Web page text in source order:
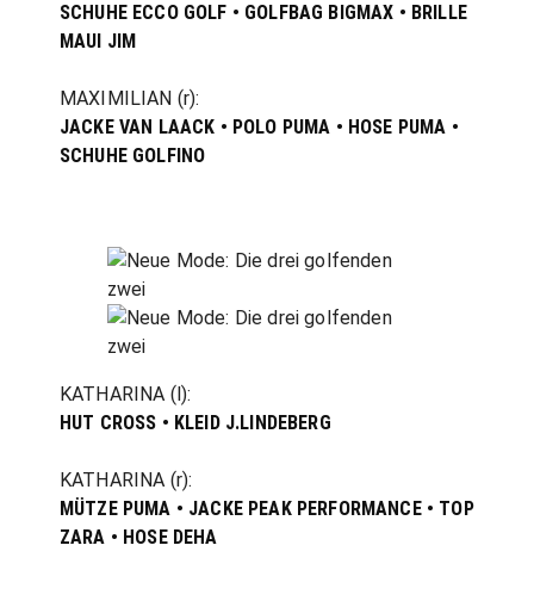
SCHUHE ECCO GOLF • GOLFBAG BIGMAX • BRILLE
MAUI JIM
MAXIMILIAN (r):
JACKE VAN LAACK • POLO PUMA • HOSE PUMA •
SCHUHE GOLFINO
KATHARINA (l):
HUT CROSS • KLEID J.LINDEBERG
KATHARINA (r):
MÜTZE PUMA • JACKE PEAK PERFORMANCE • TOP
ZARA • HOSE DEHA